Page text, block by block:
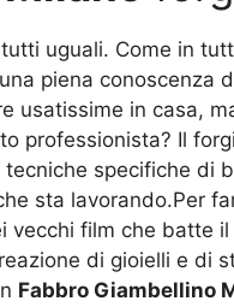
uguali. Come in
piena conoscenza
usatissime in casa,
professionista? Il
specifiche
sta lavorando.Per
vecchi film che batte
di gioielli e di
Fabbro Giambellino